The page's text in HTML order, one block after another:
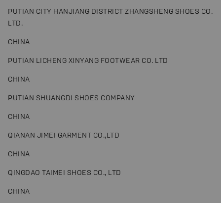
PUTIAN CITY HANJIANG DISTRICT ZHANGSHENG SHOES CO.
LTD.
CHINA
PUTIAN LICHENG XINYANG FOOTWEAR CO. LTD
CHINA
PUTIAN SHUANGDI SHOES COMPANY
CHINA
QIANAN JIMEI GARMENT CO.,LTD
CHINA
QINGDAO TAIMEI SHOES CO., LTD
CHINA